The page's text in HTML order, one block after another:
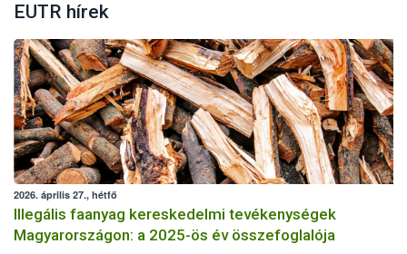
EUTR hírek
2026. április 27., hétfő
Illegális faanyag kereskedelmi tevékenységek
Magyarországon: a 2025-ös év összefoglalója